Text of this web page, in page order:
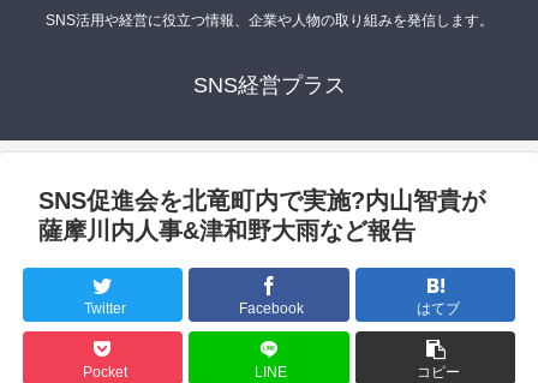
SNS活用や経営に役立つ情報、企業や人物の取り組みを発信します。
SNS経営プラス
SNS促進会を北竜町内で実施?内山智貴が
薩摩川内人事&津和野大雨など報告
Twitter Facebook はてブ
Pocket LINE コピー